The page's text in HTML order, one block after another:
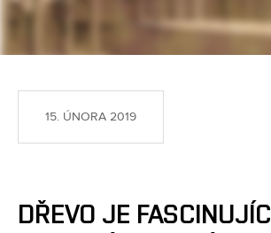
15. ÚNORA 2019
DŘEVO JE FASCINUJÍCÍ